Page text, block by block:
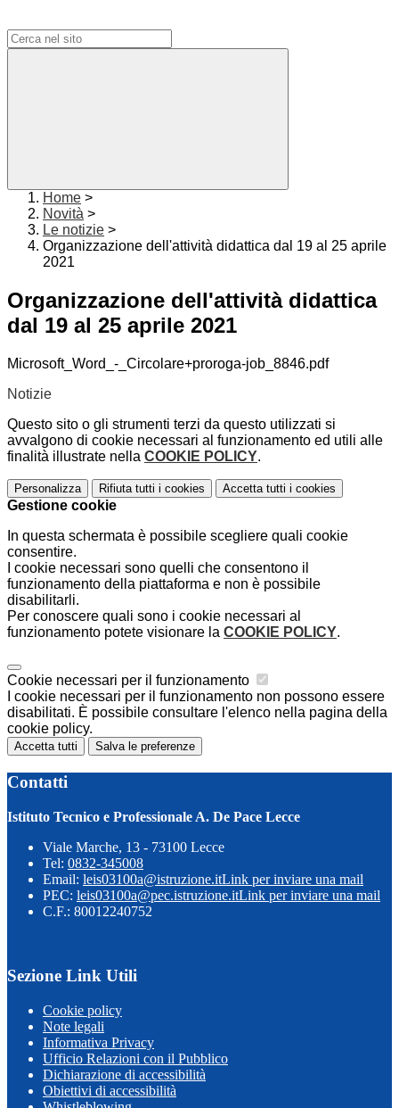
Home >
Novità >
Le notizie >
Organizzazione dell'attività didattica dal 19 al 25 aprile
2021
Organizzazione dell'attività didattica
dal 19 al 25 aprile 2021
Microsoft_Word_-_Circolare+proroga-job_8846.pdf
Notizie
Questo sito o gli strumenti terzi da questo utilizzati si
avvalgono di cookie necessari al funzionamento ed utili alle
finalità illustrate nella COOKIE POLICY.
Personalizza Rifiuta tutti i cookies Accetta tutti i cookies
Gestione cookie
In questa schermata è possibile scegliere quali cookie
consentire.
I cookie necessari sono quelli che consentono il
funzionamento della piattaforma e non è possibile
disabilitarli.
Per conoscere quali sono i cookie necessari al
funzionamento potete visionare la COOKIE POLICY.
Cookie necessari per il funzionamento
I cookie necessari per il funzionamento non possono essere
disabilitati. È possibile consultare l'elenco nella pagina della
cookie policy.
Accetta tutti Salva le preferenze
Contatti
Istituto Tecnico e Professionale A. De Pace Lecce
Viale Marche, 13 - 73100 Lecce
Tel: 0832-345008
Email: leis03100a@istruzione.itLink per inviare una mail
PEC: leis03100a@pec.istruzione.itLink per inviare una mail
C.F.: 80012240752
Sezione Link Utili
Cookie policy
Note legali
Informativa Privacy
Ufficio Relazioni con il Pubblico
Dichiarazione di accessibilità
Obiettivi di accessibilità